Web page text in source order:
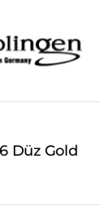
Düz Gold